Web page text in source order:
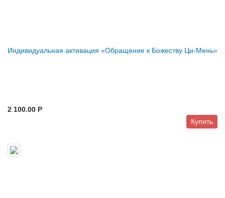
Индивидуальная активация «Обращение к Божеству Ци-Мень»
2 100.00 P
Купить